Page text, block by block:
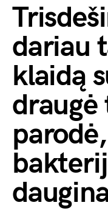
dariau
klaidą
draugė